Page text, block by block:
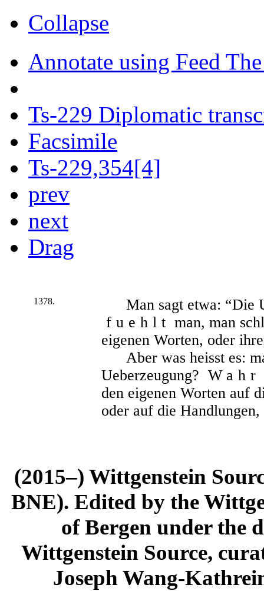
Collapse
Annotate using Feed
Ts-229 Diplomatic
Facsimile
Ts-229,354[4]
prev
next
Drag
1378.
Man sagt etwa: “Die
fuehlt man, man
eigenen Worten, oder
Aber was heisst es:
Ueberzeugung? Wahr
den eigenen Worten auf
oder auf die
(2015–) Wittgenstein
BNE). Edited by the
of Bergen under the
Wittgenstein Source,
Joseph Wang-